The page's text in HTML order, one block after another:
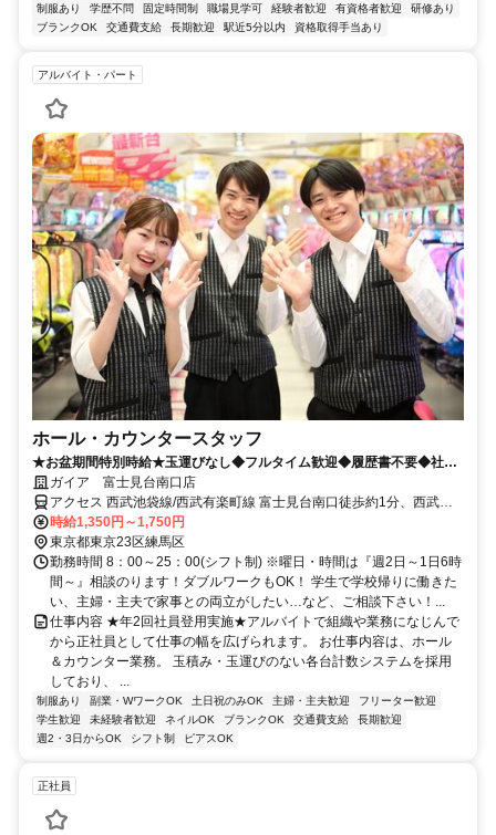
制服あり 学歴不問 固定時間制 職場見学可 経験者歓迎 有資格者歓迎
研修あり
ブランクOK
交通費支給 長期歓迎 駅近5分以内 資格取得手当あり
アルバイト・パート
ホール・カウンタースタッフ
★お盆期間特別時給★玉運びなし◆フルタイム歓迎◆履歴書不要◆社員
登用あり
ガイア 富士見台南口店
アクセス 西武池袋線/西武有楽町線 富士見台南口徒歩約1分、西武池
袋線/西武有楽町線 中村橋徒歩約10分、西武池袋線/西武有楽町線 練馬
高野台南口徒歩約18分
時給1,350円～1,750円
東京都東京23区練馬区
勤務時間 8：00～25：00(シフト制) ※曜日・時間は『週2日～1日6時
間～』相談のります！ダブルワークもOK！ 学生で学校帰りに働きた
い、主婦・主夫で家事との両立がしたい…など、ご相談下さい！...
仕事内容 ★年2回社員登用実施★アルバイトで組織や業務になじんで
から正社員として仕事の幅を広げられます。 お仕事内容は、ホール
＆カウンター業務。 玉積み・玉運びのない各台計数システムを採用
しており、 ...
制服あり 副業・WワークOK 土日祝のみOK 主婦・主夫歓迎
フリーター歓迎
学生歓迎
未経験者歓迎 ネイルOK ブランクOK 交通費支給
長期歓迎
週2・3日からOK
シフト制 ピアスOK
正社員